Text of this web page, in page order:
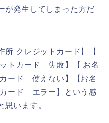
が発生してしまった方だ
所 クレジットカード】【
トカード 失敗】【 お名
ード 使えない】【お名
ード エラー】という感
思います。